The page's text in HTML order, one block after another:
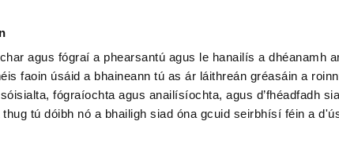
agus fógraí a phearsantú agus le hanailís a dhéanamh
faoin úsáid a bhaineann tú as ár láithreán gréasáin a
fógraíochta agus anailísíochta, agus d’fhéadfadh
tú dóibh nó a bhailigh siad óna gcuid seirbhísí féin a
Rua – Corn Uí Riada 2016
Nach mise an trua Mhuire ag goil